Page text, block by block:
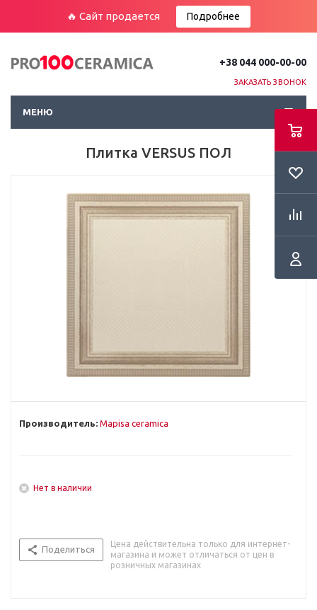
🔥 Сайт продается Подробнее
+38 044 000-00-00
ЗАКАЗАТЬ ЗВОНОК
МЕНЮ
Плитка VERSUS ПОЛ
Производитель: Mapisa ceramica
Нет в наличии
Поделиться
Цена действительна только для интернет-
магазина и может отличаться от цен в
розничных магазинах